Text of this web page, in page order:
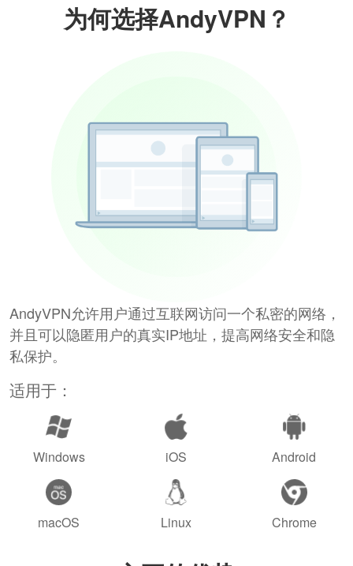
为何选择AndyVPN？
AndyVPN允许用户通过互联网访问一个私密的网络，
并且可以隐匿用户的真实IP地址，提高网络安全和隐
私保护。
适用于：
Windows iOS Android
macOS Linux Chrome